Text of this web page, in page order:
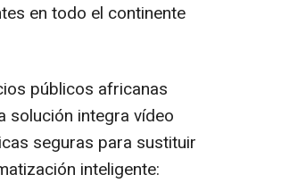
en todo el continente
públicos africanas
solución integra vídeo
seguras para sustituir
inteligente: